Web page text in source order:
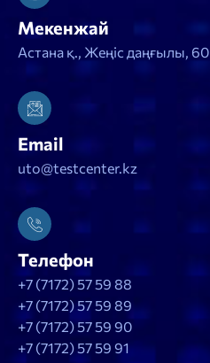
Мекенжай
Астана қ., Жеңіс даңғылы, 60
Email
uto@testcenter.kz
Телефон
+7 (7172) 57 59 88
+7 (7172) 57 59 89
+7 (7172) 57 59 90
+7 (7172) 57 59 91